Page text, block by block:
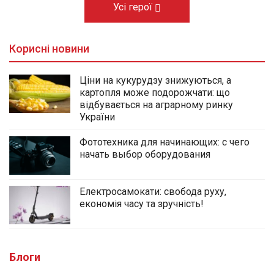
Усі герої
Корисні новини
Ціни на кукурудзу знижуються, а
картопля може подорожчати: що
відбувається на аграрному ринку
України
Фототехника для начинающих: с чего
начать выбор оборудования
Електросамокати: свобода руху,
економія часу та зручність!
Блоги